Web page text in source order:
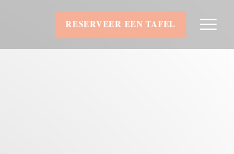
RESERVEER EEN TAFEL